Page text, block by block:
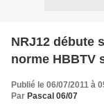
NRJ12 débute
norme HBBTV
Publié le 06/07/2011 à
Par Pascal 06/07